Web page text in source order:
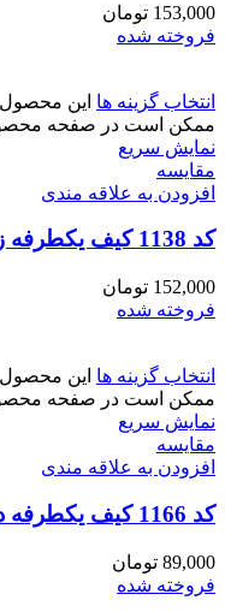
153,000 تومان
فروخته شده
انتخاب گزینه ها این محصول
ممکن است در صفحه
نمایش سریع
مقايسه
افزودن به علاقه مندی
کد 1138 کیف یکطرفه زنانه رسمی
152,000 تومان
فروخته شده
انتخاب گزینه ها این محصول
ممکن است در صفحه
نمایش سریع
مقايسه
افزودن به علاقه مندی
کد 1166 کیف یکطرفه دخترانه پاسپورتی خرگوشی
89,000 تومان
فروخته شده